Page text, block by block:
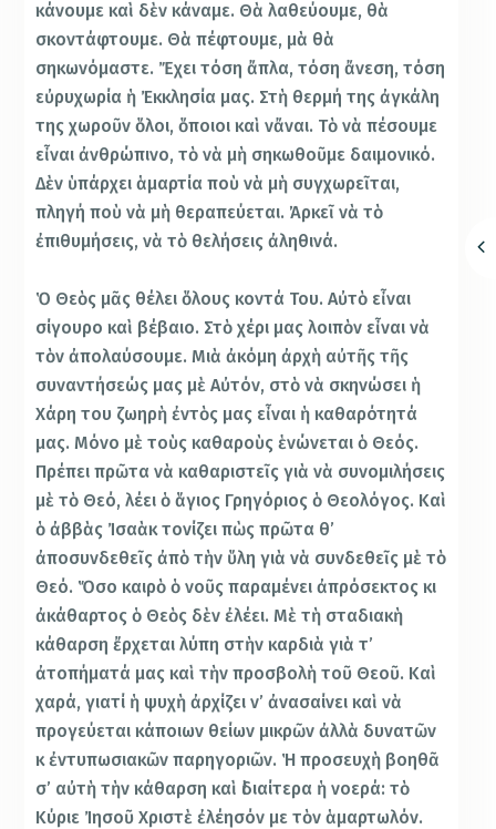
κάνουμε καὶ δὲν κάναμε. Θὰ λαθεύουμε, θὰ
σκοντάφτουμε. Θὰ πέφτουμε, μὰ θὰ
σηκωνόμαστε. Ἔχει τόση ἄπλα, τόση ἄνεση, τόση
εὐρυχωρία ἡ Ἐκκλησία μας. Στὴ θερμή της ἀγκάλη
της χωροῦν ὅλοι, ὅποιοι καὶ νἄναι. Τὸ νὰ πέσουμε
εἶναι ἀνθρώπινο, τὸ νὰ μὴ σηκωθοῦμε δαιμονικό.
Δὲν ὑπάρχει ἁμαρτία ποὺ νὰ μὴ συγχωρεῖται,
πληγή ποὺ νὰ μὴ θεραπεύεται. Ἀρκεῖ νὰ τὸ
ἐπιθυμήσεις, νὰ τὸ θελήσεις ἀληθινά.
Ὁ Θεὸς μᾶς θέλει ὅλους κοντά Του. Αὐτὸ εἶναι
σίγουρο καὶ βέβαιο. Στὸ χέρι μας λοιπὸν εἶναι νὰ
τὸν ἀπολαύσουμε. Μιὰ ἀκόμη ἀρχὴ αὐτῆς τῆς
συναντήσεώς μας μὲ Αὐτόν, στὸ νὰ σκηνώσει ἡ
Χάρη του ζωηρὴ ἐντὸς μας εἶναι ἡ καθαρότητά
μας. Μόνο μὲ τοὺς καθαροὺς ἑνώνεται ὁ Θεός.
Πρέπει πρῶτα νὰ καθαριστεῖς γιὰ νὰ συνομιλήσεις
μὲ τὸ Θεό, λέει ὁ ἅγιος Γρηγόριος ὁ Θεολόγος. Καὶ
ὁ ἀββὰς Ἰσαὰκ τονίζει πὼς πρῶτα θ’
ἀποσυνδεθεῖς ἀπὸ τὴν ὕλη γιὰ νὰ συνδεθεῖς μὲ τὸ
Θεό. Ὅσο καιρὸ ὁ νοῦς παραμένει ἀπρόσεκτος κι
ἀκάθαρτος ὁ Θεὸς δὲν ἐλέει. Μὲ τὴ σταδιακὴ
κάθαρση ἔρχεται λύπη στὴν καρδιὰ γιὰ τ’
ἀτοπήματά μας καὶ τὴν προσβολὴ τοῦ Θεοῦ. Καὶ
χαρά, γιατί ἡ ψυχὴ ἀρχίζει ν’ ἀνασαίνει καὶ νὰ
προγεύεται κάποιων θείων μικρῶν ἀλλὰ δυνατῶν
κ ἐντυπωσιακῶν παρηγοριῶν. Ἡ προσευχὴ βοηθᾶ
σ’ αὐτὴ τὴν κάθαρση καὶ ἰδιαίτερα ἡ νοερά: τὸ
Κύριε Ἰησοῦ Χριστὲ ἐλέησόν με τὸν ἁμαρτωλόν.